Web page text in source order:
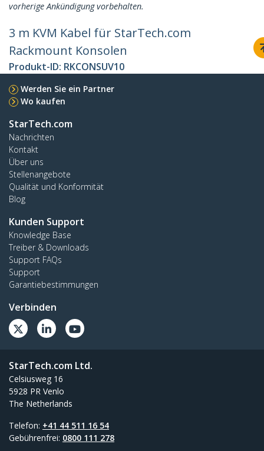
vorherige Ankündigung vorbehalten.
3 m KVM Kabel für StarTech.com
Rackmount Konsolen
Produkt-ID: RKCONSUV10
Werden Sie ein Partner
Wo kaufen
StarTech.com
Nachrichten
Kontakt
Über uns
Stellenangebote
Qualität und Konformität
Blog
Kunden Support
Knowledge Base
Treiber & Downloads
Support FAQs
Support
Garantiebestimmungen
Verbinden
StarTech.com Ltd.
Celsiusweg 16
5928 PR Venlo
The Netherlands
Telefon: +41 44 511 16 54
Gebührenfrei: 0800 111 278